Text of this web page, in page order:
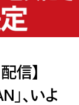
信】
、いよ